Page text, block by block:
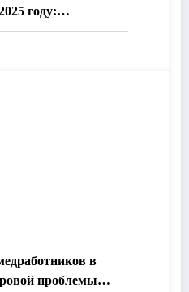
году:
и рыночные
в
проблемы